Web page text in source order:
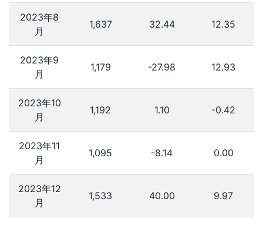
2023年8
月
1,637 32.44 12.35
2023年9
月
1,179 -27.98 12.93
2023年10
月
1,192 1.10 -0.42
2023年11
月
1,095 -8.14 0.00
2023年12
月
1,533 40.00 9.97